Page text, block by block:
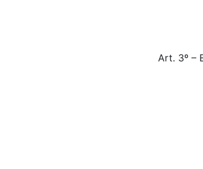
Art. 3º –